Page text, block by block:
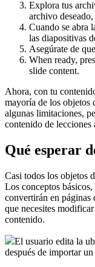
Explora tus
archivo
Cuando se abra
las diapositivas
Asegúrate de que
When ready,
slide content.
Ahora, con tu
mayoría de los objetos
algunas limitaciones,
contenido de lecciones
Qué esperar
Casi todos los objetos
Los conceptos
convertirán en páginas
que necesites
contenido.
El usuario edita la
después de importar